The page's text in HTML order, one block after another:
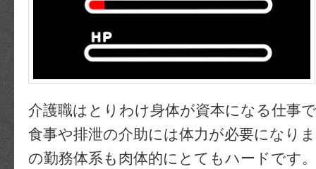
介護職はとりわけ身体が資本になる仕事
食事や排泄の介助には体力が必要になり
の勤務体系も肉体的にとてもハードです。